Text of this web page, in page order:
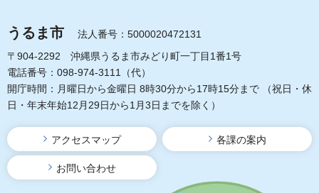
うるま市
法人番号：5000020472131
〒904-2292 沖縄県うるま市みどり町一丁目1番1号
電話番号：098-974-3111（代）
開庁時間：月曜日から金曜日 8時30分から17時15分まで
（祝日・休
日・年末年始12月29日から1月3日までを除く）
アクセスマップ 各課の案内
お問い合わせ